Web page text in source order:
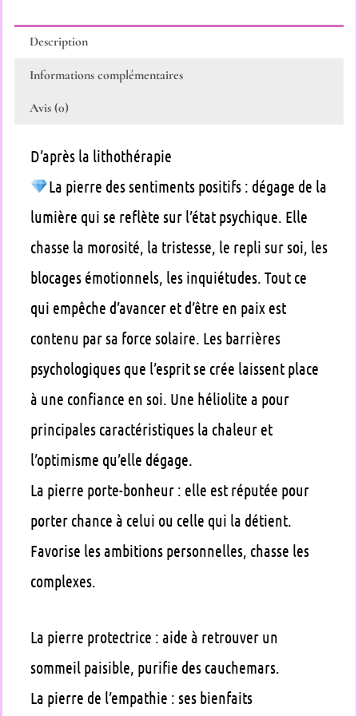
Description
Informations complémentaires
Avis (0)
D’après la lithothérapie
La pierre des sentiments positifs : dégage de la
lumière qui se reflète sur l’état psychique. Elle
chasse la morosité, la tristesse, le repli sur soi, les
blocages émotionnels, les inquiétudes. Tout ce
qui empêche d’avancer et d’être en paix est
contenu par sa force solaire. Les barrières
psychologiques que l’esprit se crée laissent place
à une confiance en soi. Une héliolite a pour
principales caractéristiques la chaleur et
l’optimisme qu’elle dégage.
La pierre porte-bonheur : elle est réputée pour
porter chance à celui ou celle qui la détient.
Favorise les ambitions personnelles, chasse les
complexes.
La pierre protectrice : aide à retrouver un
sommeil paisible, purifie des cauchemars.
La pierre de l’empathie : ses bienfaits